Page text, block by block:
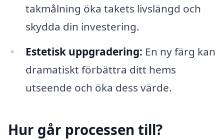
takmålning öka takets livslängd och
skydda din investering.
Estetisk uppgradering: En ny färg kan
dramatiskt förbättra ditt hems
utseende och öka dess värde.
Hur går processen till?